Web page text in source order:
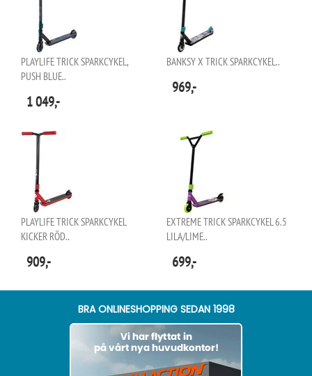
PLAYLIFE TRICK SPARKCYKEL,
PUSH BLUE..
1 049,-
BANKSY X TRICK SPARKCYKEL..
969,-
PLAYLIFE TRICK SPARKCYKEL
KICKER RÖD..
909,-
EXTREME TRICK SPARKCYKEL 6.5
LILA/LIME..
699,-
BRA ONLINESHOPPING SEDAN 1998